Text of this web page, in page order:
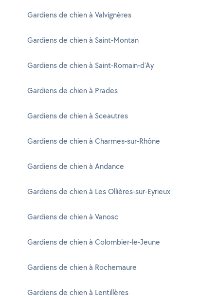
Gardiens de chien à Valvignères
Gardiens de chien à Saint-Montan
Gardiens de chien à Saint-Romain-d'Ay
Gardiens de chien à Prades
Gardiens de chien à Sceautres
Gardiens de chien à Charmes-sur-Rhône
Gardiens de chien à Andance
Gardiens de chien à Les Ollières-sur-Eyrieux
Gardiens de chien à Vanosc
Gardiens de chien à Colombier-le-Jeune
Gardiens de chien à Rochemaure
Gardiens de chien à Lentillères